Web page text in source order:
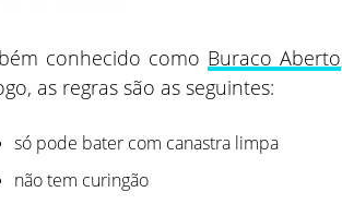
conhecido como Buraco Aberto
as regras são as seguintes:
só pode bater com canastra limpa
não tem curingão